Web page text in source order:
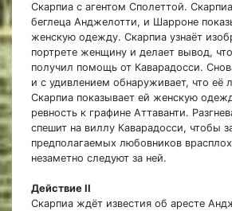
Скарпиа с агентом Сполеттой.
беглеца Анджелотти, и Шарроне
женскую одежду. Скарпиа узнаёт
портрете женщину и делает вывод,
получил помощь от Каварадосси.
и с удивлением обнаруживает, что её
Скарпиа показывает ей женскую
ревность к графине Аттаванти.
спешит на виллу Каварадосси, чтобы
предполагаемых любовников
незаметно следуют за ней.
Действие II
Скарпиа ждёт известия об аресте